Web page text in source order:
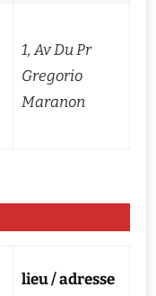
1, Av Du Pr
Gregorio
Maranon
lieu / adresse